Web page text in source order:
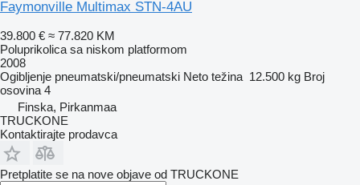
Faymonville Multimax STN-4AU
39.800 € ≈ 77.820 KM
Poluprikolica sa niskom platformom
2008
Ogibljenje pneumatski/pneumatski Neto težina 12.500 kg Broj
osovina 4
Finska, Pirkanmaa
TRUCKONE
Kontaktirajte prodavca
Pretplatite se na nove objave od TRUCKONE